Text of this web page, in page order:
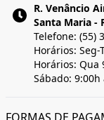
R. Venâncio
Santa Maria -
Telefone: (55)
Horários: Seg-
Horários: Qua
Sábado: 9:00h